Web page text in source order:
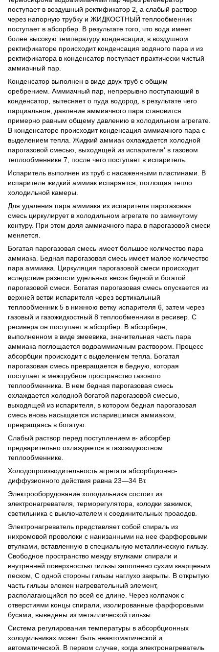
поступает в воздушный ректификатор 2, а слабый раствор
через напорную трубку и ЖИДКОСТНЫЙ теплообменник
поступает в абсорбер. В результате того, что вода имеет
более высокую температуру конденсации, в воздушном
ректификаторе происходит конденсация водяного пара и из
ректификатора в конденсатор поступает практически чистый
аммиачный пар.
Конденсатор выполнен в виде двух труб с общим
оребрением. Аммиачный пар, непрерывно поступающий в
конденсатор, вытесняет о пуда водород, в результате чего
парциальное, давление аммиачного пара становится
примерно равным общему давлению в холодильном агрегате.
В конденсаторе происходит конденсация аммиачного пара с
выделением тепла. Жидкий аммиак охлаждается холодной
парогазовой смесью, выходящей из испарителя' в газовом
теплообменнике 7, после чего поступает в испаритель.
Испаритель выполнен из труб с насаженными пластинами. В
испарителе жидкий аммиак испаряется, поглощая тепло
холодильной камеры.
Для удаления пара аммиака из испарителя парогазовая
смесь циркулирует в холодильном агрегате по замкнутому
контуру. При этом доля аммиачного пара в парогазовой смеси
меняется.
Богатая парогазовая смесь имеет большое количество пара
аммиака. Бедная парогазовая смесь имеет малое количество
пара аммиака. Циркуляция парогазовой смеси происходит
вследствие разности удельных весов бедной и богатой
парогазовой смеси. Богатая парогазовая смесь опускается из
верхней ветви испарителя через вертикальный
теплообменник 5 в нижнюю ветку испарителя 6, затем через
газовый и газожидкостный 8 теплообменники в ресивер. С
ресивера он поступает в абсорбер. В абсорбере,
выполненном в виде змеевика, значительная часть пара
аммиака поглощается водоаммиачным раствором. Процесс
абсорбции происходит с выделением тепла. Богатая
парогазовая смесь превращается в бедную, которая
поступает в межтрубное пространство газового
теплообменника. В нем бедная парогазовая смесь
охлаждается холодной богатой парогазовой смесью,
выходящей из испарителя, в котором бедная парогазовая
смесь вновь насыщается испарившимся аммиаком,
превращаясь в богатую.
Слабый раствор перед поступлением в- абсорбер
предварительно охлаждается в газожидкостном
теплообменнике.
Холодопроизводительность агрегата абсорбционно-
диффузионного действия равна 23—34 Вт.
Электрооборудование холодильника состоит из
электронагревателя, терморегулятора, колодки зажимок,
светильника с выключателем к соединительных проаодов.
Электронагреватель представляет собой спираль из
нихромовой проволоки с нанизанными на нее фарфоровыми
втулками, вставленную в специальную металлическую гильзу.
Свободное пространство между втулками спирали и
внутренней поверхностью гильзы заполнено сухим кварцевым
песком, С одной стороны гильзы наглухо закрыты. В открытую
часть гильзы вложен нагревательный элемент,
располагающийся по всей ее длине. Через колпачок с
отверстиями концы спирали, изолированные фарфоровыми
бусами, выведены из металлической гильзы.
Система регулирования температуры в абсорбционных
холодильниках может быть неавтоматической и
автоматической. В первом случае, когда электронагреватель